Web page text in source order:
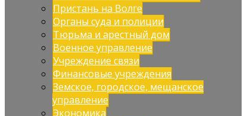
Пристань на Волге
Органы суда и полиции
Тюрьма и арестный дом
Военное управление
Учреждение связи
Финансовые учреждения
Земское, городское, мещанское
управление
Экономика